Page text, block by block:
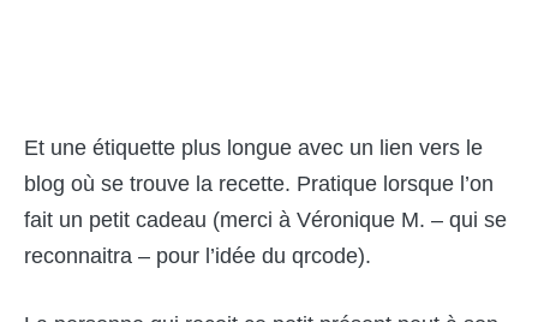
Et une étiquette plus longue avec un lien vers le
blog où se trouve la recette. Pratique lorsque l’on
fait un petit cadeau (merci à Véronique M. – qui se
reconnaitra – pour l’idée du qrcode).